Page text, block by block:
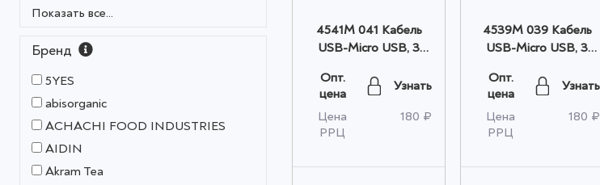
Показать все...
Бренд
5YES
abisorganic
ACHACHI FOOD INDUSTRIES
AIDIN
Akram Tea
4541M 041 Кабель
USB-Micro USB, 3
Опт.
цена
Узнать
Цена
РРЦ
180 ₽
4539M 039 Кабель
USB-Micro USB, 3
Опт.
цена
Узнать
Цена
РРЦ
180 ₽